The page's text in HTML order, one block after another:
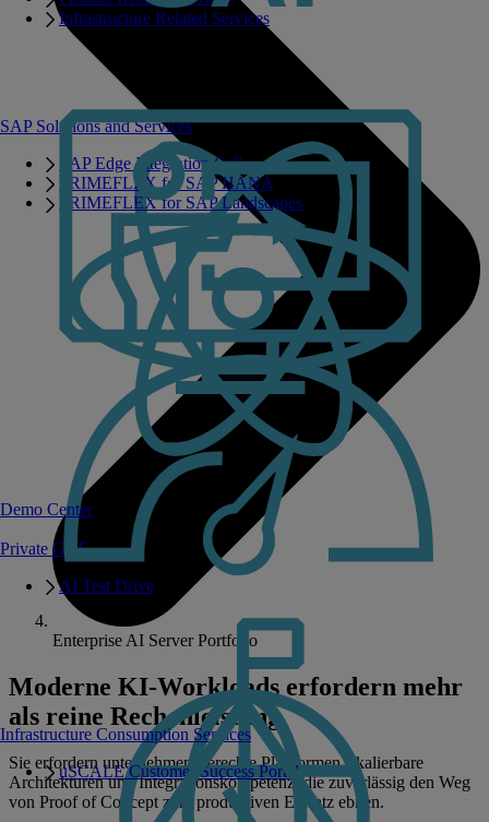
Infrastructure Related Services
Private GPT
AI Test Drive
SAP Solutions and Services
SAP Edge Integration Cell
PRIMEFLEX for SAP HANA
PRIMEFLEX for SAP Landscapes
Infrastructure Consumption Services
uSCALE Customer Success Portal
Demo Center
Enterprise AI Server Portfolio
Moderne KI-Workloads erfordern mehr
als reine Rechenleistung
Sie erfordern unternehmensgerechte Plattformen, skalierbare
Architekturen und Integrationskompetenz, die zuverlässig den Weg
von Proof of Concept zum produktiven Einsatz ebnen.